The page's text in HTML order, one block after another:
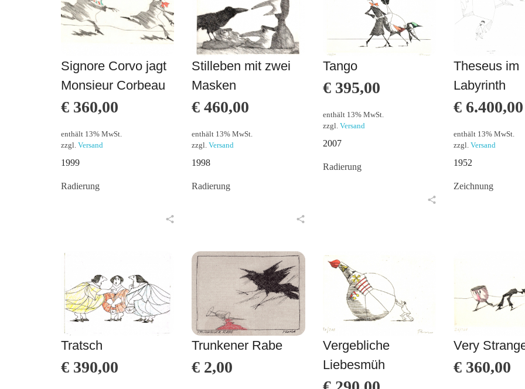
Signore Corvo jagt
Monsieur Corbeau
€ 360,00
enthält 13% MwSt.
zzgl. Versand
1999
Radierung
Stilleben mit zwei
Masken
€ 460,00
enthält 13% MwSt.
zzgl.Versand
1998
Radierung
Tango
€395,00
enthält 13% MwSt.
zzgl. Versand
2007
Radierung
Theseus im
Labyrinth
€6.400,00
enthält 13% MwSt.
zzgl. Versand
1952
Zeichnung
Tratsch
€ 390,00
Trunkener Rabe
€ 2,00
Vergebliche
Liebesmüh
Very
€360,00